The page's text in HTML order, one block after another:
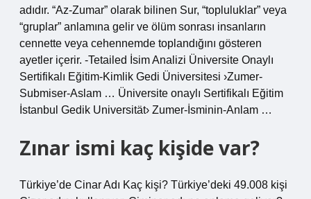
adıdır. “Az-Zumar” olarak bilinen Sur, “topluluklar” veya
“gruplar” anlamına gelir ve ölüm sonrası insanların
cennette veya cehennemde toplandığını gösteren
ayetler içerir. -Tetailed İsim Analizi Üniversite Onaylı
Sertifikalı Eğitim-Kimlik Gedi Üniversitesi ›Zumer-
Submiser-Aslam … Üniversite onaylı Sertifikalı Eğitim
İstanbul Gedik Universität› Zumer-İsminin-Anlam …
Zınar ismi kaç kişide var?
Türkiye’de Cinar Adı Kaç kişi? Türkiye’deki 49.008 kişi